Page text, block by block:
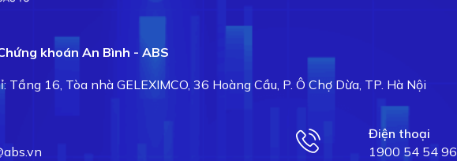
khoán An Bình - ABS
Tầng 16, Tòa nhà GELEXIMCO, 36 Hoàng Cầu, P. Ô Chợ Dừa, TP. Hà Nội
Điện thoại
1900 54 54 96